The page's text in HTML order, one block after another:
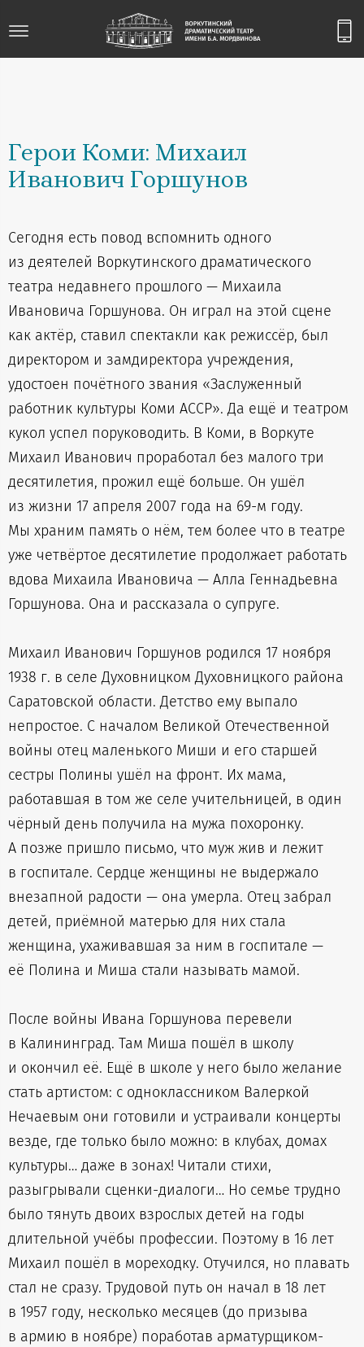
Герои Коми: Михаил
Иванович Горшунов
Сегодня есть повод вспомнить одного
из деятелей Воркутинского драматического
театра недавнего прошлого — Михаила
Ивановича Горшунова. Он играл на этой сцене
как актёр, ставил спектакли как режиссёр, был
директором и замдиректора учреждения,
удостоен почётного звания «Заслуженный
работник культуры Коми АССР». Да ещё и театром
кукол успел поруководить. В Коми, в Воркуте
Михаил Иванович проработал без малого три
десятилетия, прожил ещё больше. Он ушёл
из жизни 17 апреля 2007 года на 69-м году.
Мы храним память о нём, тем более что в театре
уже четвёртое десятилетие продолжает работать
вдова Михаила Ивановича — Алла Геннадьевна
Горшунова. Она и рассказала о супруге.
Михаил Иванович Горшунов родился 17 ноября
1938 г. в селе Духовницком Духовницкого района
Саратовской области. Детство ему выпало
непростое. С началом Великой Отечественной
войны отец маленького Миши и его старшей
сестры Полины ушёл на фронт. Их мама,
работавшая в том же селе учительницей, в один
чёрный день получила на мужа похоронку.
А позже пришло письмо, что муж жив и лежит
в госпитале. Сердце женщины не выдержало
внезапной радости — она умерла. Отец забрал
детей, приёмной матерью для них стала
женщина, ухаживавшая за ним в госпитале —
её Полина и Миша стали называть мамой.
После войны Ивана Горшунова перевели
в Калининград. Там Миша пошёл в школу
и окончил её. Ещё в школе у него было желание
стать артистом: с одноклассником Валеркой
Нечаевым они готовили и устраивали концерты
везде, где только было можно: в клубах, домах
культуры… даже в зонах! Читали стихи,
разыгрывали сценки-диалоги… Но семье трудно
было тянуть двоих взрослых детей на годы
длительной учёбы профессии. Поэтому в 16 лет
Михаил пошёл в мореходку. Отучился, но плавать
стал не сразу. Трудовой путь он начал в 18 лет
в 1957 году, несколько месяцев (до призыва
в армию в ноябре) поработав арматурщиком-